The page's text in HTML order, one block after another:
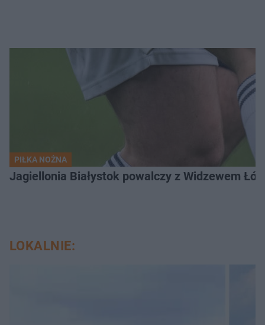
PIŁKA NOŻNA
Jagiellonia Białystok powalczy z Widzewem
LOKALNIE: